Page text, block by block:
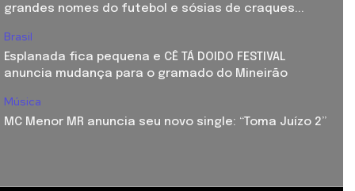
grandes nomes do futebol e sósias de craques...
Brasil
Esplanada fica pequena e CÊ TÁ DOIDO FESTIVAL
anuncia mudança para o gramado do Mineirão
Música
MC Menor MR anuncia seu novo single: “Toma Juízo 2”